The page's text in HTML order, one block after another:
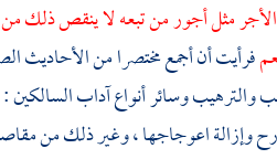
مثل أجور من تبعه لا ينقص ذلك
فرأيت أن أجمع مختصرا من الأحاديث
والترهيب وسائر أنواع آداب
وإزالة اعوجاجها ، وغير ذلك من